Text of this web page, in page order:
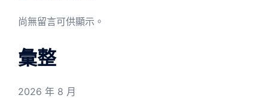
尚無留言可供顯示。
彙整
2026 年 8 月